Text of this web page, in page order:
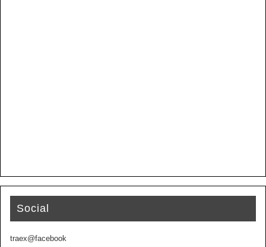
Social
traex@facebook